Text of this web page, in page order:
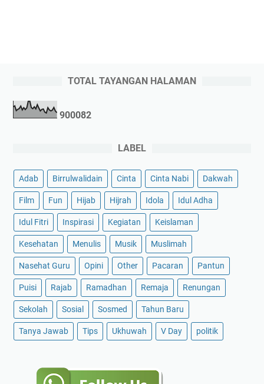
TOTAL TAYANGAN HALAMAN
900082
LABEL
Adab Birrulwalidain Cinta Cinta Nabi Dakwah
Film Fun Hijab Hijrah Idola Idul Adha
Idul Fitri Inspirasi Kegiatan Keislaman
Kesehatan Menulis Musik Muslimah
Nasehat Guru Opini Other Pacaran Pantun
Puisi Rajab Ramadhan Remaja Renungan
Sekolah Sosial Sosmed Tahun Baru
Tanya Jawab Tips Ukhuwah V Day politik